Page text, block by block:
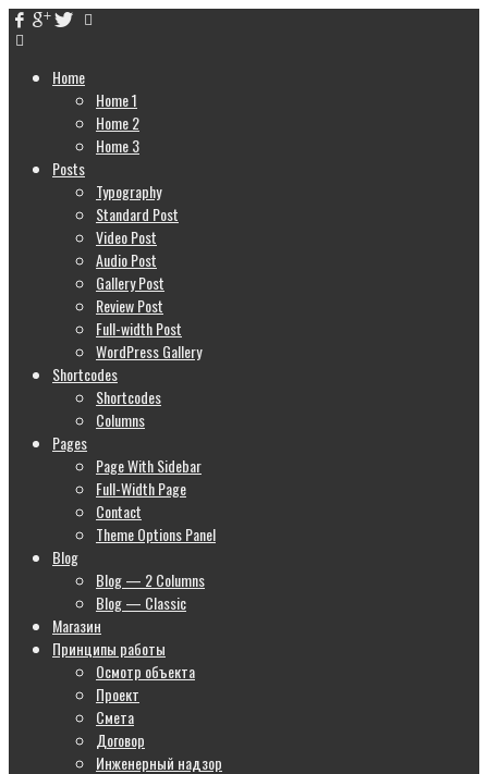
Home
Home 1
Home 2
Home 3
Posts
Typography
Standard Post
Video Post
Audio Post
Gallery Post
Review Post
Full-width Post
WordPress Gallery
Shortcodes
Shortcodes
Columns
Pages
Page With Sidebar
Full-Width Page
Contact
Theme Options Panel
Blog
Blog — 2 Columns
Blog — Classic
Магазин
Принципы работы
Осмотр объекта
Проект
Смета
Договор
Инженерный надзор